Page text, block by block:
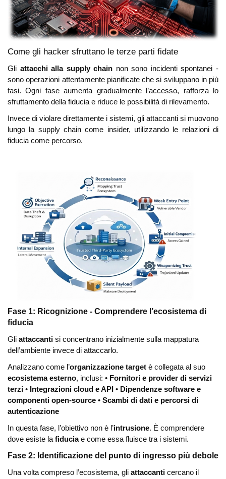
Come gli hacker sfruttano le terze parti fidate
Gli attacchi alla supply chain non sono incidenti spontanei -
sono operazioni attentamente pianificate che si sviluppano in più
fasi. Ogni fase aumenta gradualmente l’accesso, rafforza lo
sfruttamento della fiducia e riduce le possibilità di rilevamento.
Invece di violare direttamente i sistemi, gli attaccanti si muovono
lungo la supply chain come insider, utilizzando le relazioni di
fiducia come percorso.
Fase 1: Ricognizione - Comprendere l’ecosistema di
fiducia
Gli attaccanti si concentrano inizialmente sulla mappatura
dell’ambiente invece di attaccarlo.
Analizzano come l’organizzazione target è collegata al suo
ecosistema esterno, inclusi: • Fornitori e provider di servizi
terzi • Integrazioni cloud e API • Dipendenze software e
componenti open-source • Scambi di dati e percorsi di
autenticazione
In questa fase, l’obiettivo non è l’intrusione. È comprendere
dove esiste la fiduciae come essa fluisce tra i sistemi.
Fase 2: Identificazione del punto di ingresso più debole
Una volta compreso l’ecosistema, gli attaccanti cercano il